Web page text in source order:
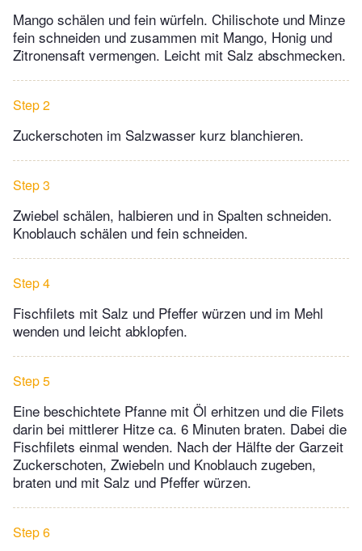
Mango schälen und fein würfeln. Chilischote und Minze
fein schneiden und zusammen mit Mango, Honig und
Zitronensaft vermengen. Leicht mit Salz abschmecken.
Step 2
Zuckerschoten im Salzwasser kurz blanchieren.
Step 3
Zwiebel schälen, halbieren und in Spalten schneiden.
Knoblauch schälen und fein schneiden.
Step 4
Fischfilets mit Salz und Pfeffer würzen und im Mehl
wenden und leicht abklopfen.
Step 5
Eine beschichtete Pfanne mit Öl erhitzen und die Filets
darin bei mittlerer Hitze ca. 6 Minuten braten. Dabei die
Fischfilets einmal wenden. Nach der Hälfte der Garzeit
Zuckerschoten, Zwiebeln und Knoblauch zugeben,
braten und mit Salz und Pfeffer würzen.
Step 6